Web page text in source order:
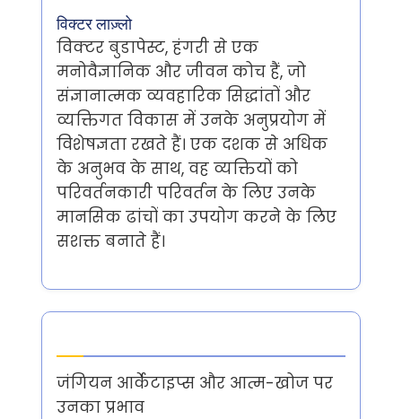
विक्टर लाज़्लो
विक्टर बुडापेस्ट, हंगरी से एक
मनोवैज्ञानिक और जीवन कोच हैं, जो
संज्ञानात्मक व्यवहारिक सिद्धांतों और
व्यक्तिगत विकास में उनके अनुप्रयोग में
विशेषज्ञता रखते हैं। एक दशक से अधिक
के अनुभव के साथ, वह व्यक्तियों को
परिवर्तनकारी परिवर्तन के लिए उनके
मानसिक ढांचों का उपयोग करने के लिए
सशक्त बनाते हैं।
जंगियन आर्केटाइप्स और आत्म-खोज पर
उनका प्रभाव